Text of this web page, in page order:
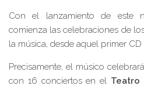
Con el lanzamiento de este
comienza las celebraciones de
la música, desde aquel primer CD
Precisamente, el músico
con 16 conciertos en el Teatro